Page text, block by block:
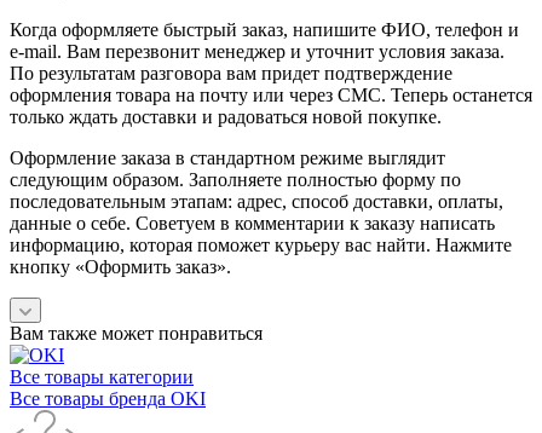
Когда оформляете быстрый заказ, напишите ФИО, телефон и
e-mail. Вам перезвонит менеджер и уточнит условия заказа.
По результатам разговора вам придет подтверждение
оформления товара на почту или через СМС. Теперь останется
только ждать доставки и радоваться новой покупке.
Оформление заказа в стандартном режиме выглядит
следующим образом. Заполняете полностью форму по
последовательным этапам: адрес, способ доставки, оплаты,
данные о себе. Советуем в комментарии к заказу написать
информацию, которая поможет курьеру вас найти. Нажмите
кнопку «Оформить заказ».
Вам также может понравиться
Все товары категории
Все товары бренда OKI